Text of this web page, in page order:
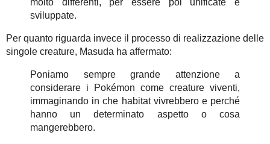
sviluppate.
Per quanto riguarda invece il processo di realizzazione delle
singole creature, Masuda ha affermato:
Poniamo sempre grande attenzione a
considerare i Pokémon come creature viventi,
immaginando in che habitat vivrebbero e perché
hanno un determinato aspetto o cosa
mangerebbero.